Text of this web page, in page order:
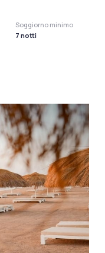
Soggiorno minimo
7 notti